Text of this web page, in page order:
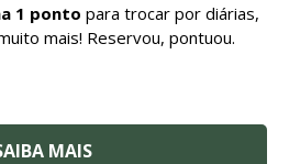
1 ponto para trocar por diárias,
mais! Reservou, pontuou.
MAIS